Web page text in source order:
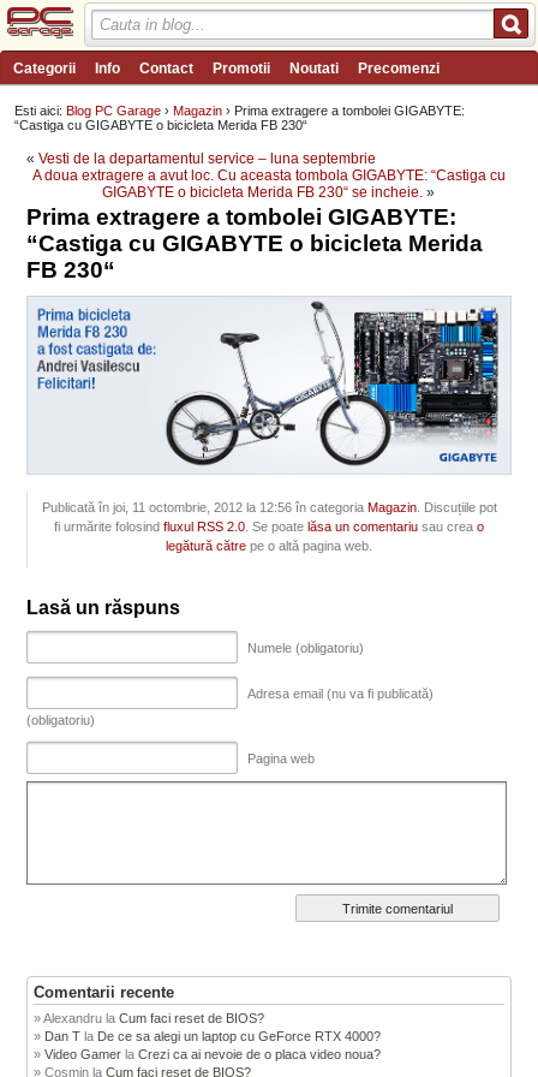
Categorii Info Contact Promotii Noutati Precomenzi
Review-uri Wishlist PC Garage TV Forum Blog Angajari
Esti aici:Blog PC Garage ›Magazin › Prima extragere a tombolei GIGABYTE:
“Castiga cu GIGABYTE o bicicleta Merida FB 230“
«Vesti de la departamentul service – luna septembrie
A doua extragere a avut loc. Cu aceasta tombola GIGABYTE: “Castiga cu
GIGABYTE o bicicleta Merida FB 230“ se incheie. »
Prima extragere a tombolei GIGABYTE:
“Castiga cu GIGABYTE o bicicleta Merida
FB 230“
Publicată în joi, 11 octombrie, 2012 la 12:56 în categoria Magazin. Discuțiile pot
fi urmărite folosindfluxul RSS 2.0 . Se poate lăsa un comentariu sau creao
legătură către pe o altă pagina web.
Lasă un răspuns
Numele (obligatoriu)
Adresa email (nu va fi publicată)
(obligatoriu)
Pagina web
Comentarii recente
Alexandru laCum faci reset de BIOS?
Dan T la De ce sa alegi un laptop cu GeForce RTX 4000?
Video Gamer laCrezi ca ai nevoie de o placa video noua?
Cosmin laCum faci reset de BIOS?